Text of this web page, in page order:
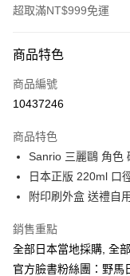
超取滿NT$999免運
信用卡一次付款
信用卡分期付款
合作金庫商業銀行
華南商業銀行
上海商業儲蓄銀行
國泰世華商業銀行
匯豐（台灣）商業銀行
聯邦商業銀行
元大商業銀行
超商取貨付款
LINE Pay
街口支付
悠遊付
商品特色
商品編號
10437246
商品特色
Sanrio 三麗鷗 角色
日本正版 220ml 口
附印刷外盒 送禮自
銷售重點
全部日本當地採購, 全
官方臉書粉絲團：野馬